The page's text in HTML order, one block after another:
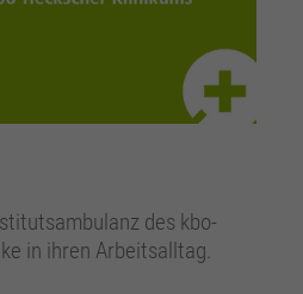
des kbo-
in ihren Arbeitsalltag.